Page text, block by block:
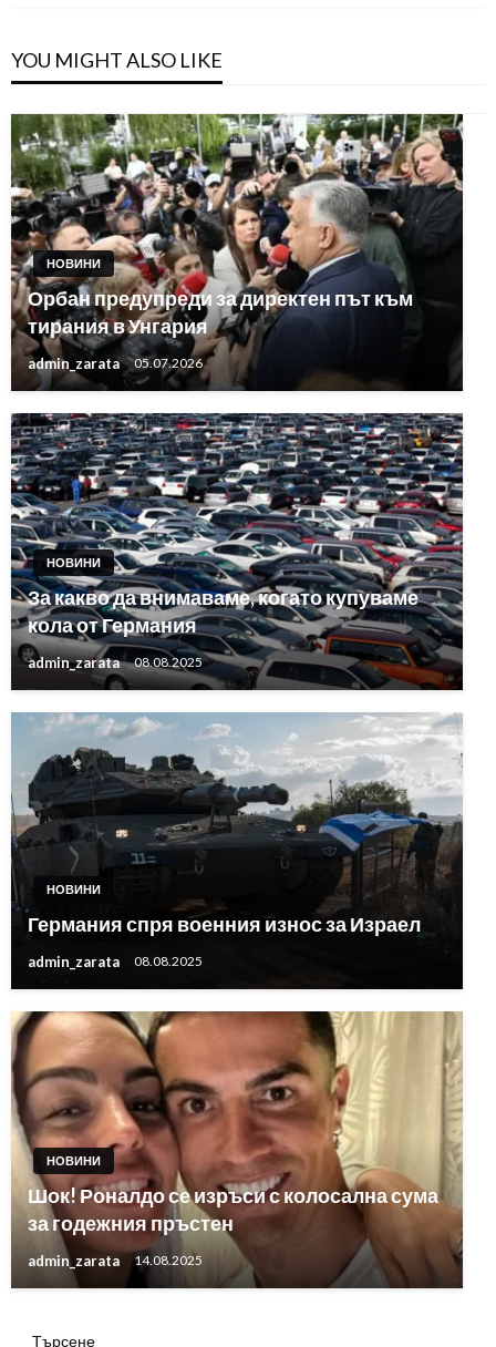
YOU MIGHT ALSO LIKE
НОВИНИ
Орбан предупреди за директен път към
тирания в Унгария
admin_zarata 05.07.2026
НОВИНИ
За какво да внимаваме, когато купуваме
кола от Германия
admin_zarata 08.08.2025
НОВИНИ
Германия спря военния износ за Израел
admin_zarata 08.08.2025
НОВИНИ
Шок! Роналдо се изръси с колосална сума
за годежния пръстен
admin_zarata 14.08.2025
Търсене